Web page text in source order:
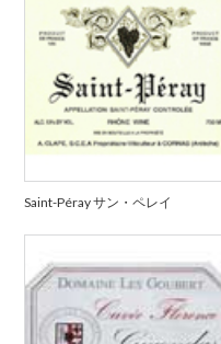
Saint-Péray サン・ペレイ